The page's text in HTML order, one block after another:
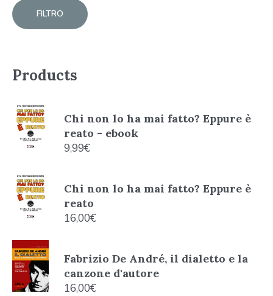
FILTRO
Products
Chi non lo ha mai fatto? Eppure è
reato - ebook
9,99€
Chi non lo ha mai fatto? Eppure è
reato
16,00€
Fabrizio De André, il dialetto e la
canzone d'autore
16,00€